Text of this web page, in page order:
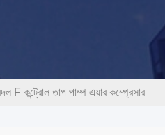
F কন্ট্রোল তাপ পাম্প এয়ার কম্প্রেসার